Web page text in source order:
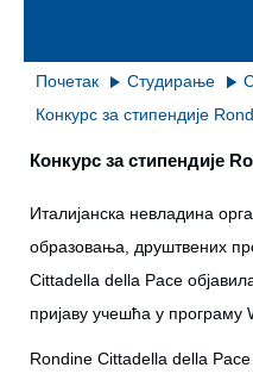
Почетак Студирање
Конкурс за стипендије
Конкурс за стипендије
Италијанска невладина
образовања, друштвених
Cittadella della Pace
пријаву учешћа у програму
Rondine Cittadella della